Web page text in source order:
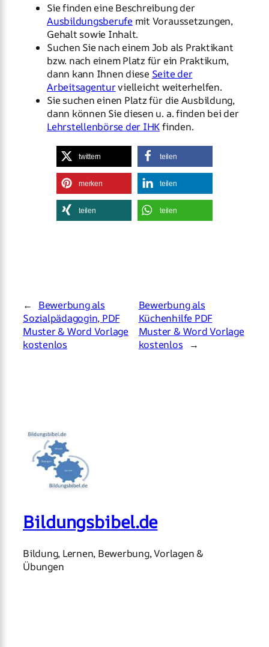
Sie finden eine Beschreibung der
Ausbildungsberufe mit Voraussetzungen,
Gehalt sowie Inhalt.
Suchen Sie nach einem Job als Praktikant
bzw. nach einem Platz für ein Praktikum,
dann kann Ihnen diese Seite der
Arbeitsagenturvielleicht weiterhelfen.
Sie suchen einen Platz für die Ausbildung,
dann können Sie diesen u. a. finden bei der
Lehrstellenbörse der IHKfinden.
twittern teilen
merken teilen
teilen teilen
←
Bewerbung als
Sozialpädagogin, PDF
Muster & Word Vorlage
kostenlos
Bewerbung als
Küchenhilfe PDF
Muster & Word Vorlage
kostenlos
→
Bildungsbibel.de
Bildung, Lernen, Bewerbung, Vorlagen &
Übungen